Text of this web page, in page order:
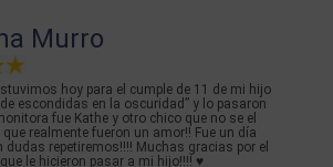
Murro
hoy para el cumple de 11 de mi hijo
de escondidas en la oscuridad” y lo pasaron
fue Kathe y otro chico que no se el
que realmente fueron un amor!! Fue un día
dudas repetiremos!!!! Muchas gracias por el
le hicieron pasar a mi hijo!!!! ♥️